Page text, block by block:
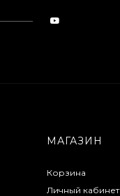
МАГАЗИН
Корзина
Личный кабинет